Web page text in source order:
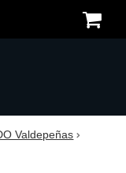
Valdepeñas